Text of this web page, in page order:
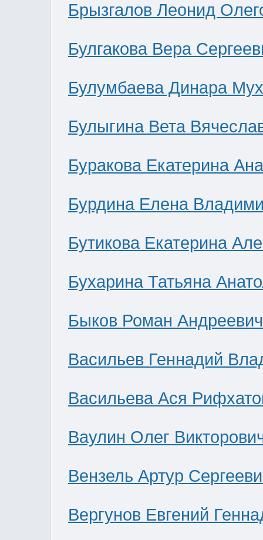
Брызгалов Леонид
Булгакова Вера
Булумбаева Динара
Булыгина Вета
Буракова Екатерина
Бурдина Елена
Бутикова Екатерина
Бухарина Татьяна
Быков Роман Андреевич
Васильев Геннадий
Васильева Ася
Ваулин Олег
Вензель Артур
Вергунов Евгений